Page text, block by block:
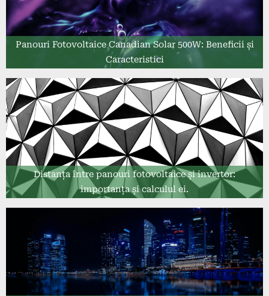
Panouri Fotovoltaice Canadian Solar 500W: Beneficii și
Caracteristici
Distanța între panouri fotovoltaice și invertor:
importanța și calculul ei.